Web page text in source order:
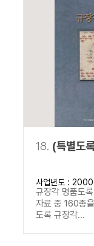
18. (특별도
사업년도 : 2000
규장각 명품도
자료 중 160종
도록 규장각...